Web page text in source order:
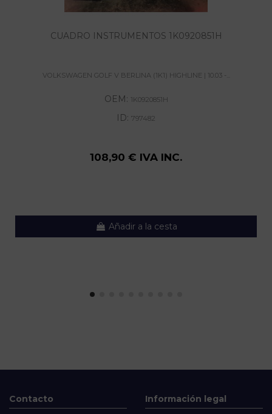
CUADRO INSTRUMENTOS 1K0920851H
VOLKSWAGEN GOLF V BERLINA (1K1) HIGHLINE | 10.03 -...
OEM: 1K0920851H
ID: 797482
108,90 € IVA INC.
Añadir a la cesta
Contacto Información legal